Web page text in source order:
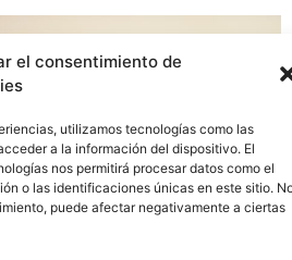
el consentimiento de
utilizamos tecnologías como las
a la información del dispositivo. El
nos permitirá procesar datos como el
o las identificaciones únicas en este sitio.
puede afectar negativamente a ciertas